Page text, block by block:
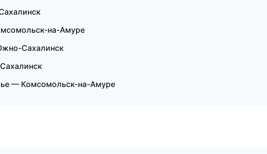
на-Амуре
Сахалинск
— Комсомольск-на-Амуре